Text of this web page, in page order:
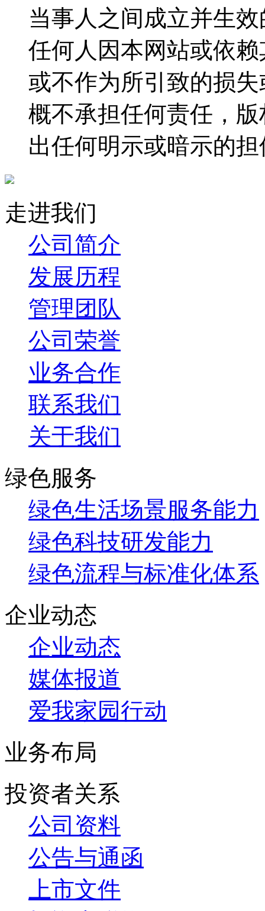
当事人之间成立并生
任何人因本网站或依
或不作为所引致的损
概不承担任何责任，
出任何明示或暗示的
走进我们
公司简介
发展历程
管理团队
公司荣誉
业务合作
联系我们
关于我们
绿色服务
绿色生活场景服务能力
绿色科技研发能力
绿色流程与标准化体系
企业动态
企业动态
媒体报道
爱我家园行动
业务布局
投资者关系
公司资料
公告与通函
上市文件